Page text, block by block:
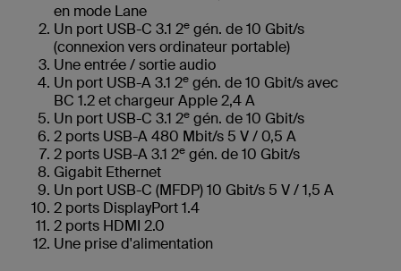
en mode Lane
Un port USB-C 3.1 2e gén. de 10 Gbit/s
(connexion vers ordinateur portable)
Une entrée / sortie audio
Un port USB-A 3.1 2e gén. de 10 Gbit/s avec
BC 1.2 et chargeur Apple 2,4 A
Un port USB-C 3.1 2e gén. de 10 Gbit/s
2 ports USB-A 480 Mbit/s 5 V / 0,5 A
2 ports USB-A 3.1 2e gén. de 10 Gbit/s
Gigabit Ethernet
Un port USB-C (MFDP) 10 Gbit/s 5 V / 1,5 A
2 ports DisplayPort 1.4
2 ports HDMI 2.0
Une prise d'alimentation